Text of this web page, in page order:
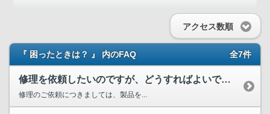
アクセス数順
『 困ったときは？ 』 内のFAQ 全7件
修理を依頼したいのですが、どうすればよいですか？
修理のご依頼につきましては、製品を...